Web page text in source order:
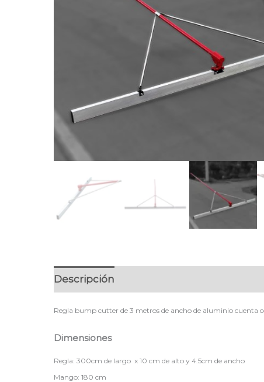
Descripción
Regla bump cutter de 3 metros de ancho de aluminio cuenta
Dimensiones
Regla: 300cm de largo x 10 cm de alto y 4.5cm de ancho
Mango: 180 cm